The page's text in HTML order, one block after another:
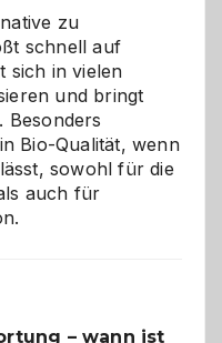
für
Hunde
im
eigenen
Zuhause
zu
schnell auf
sich in vielen
und bringt
Besonders
Bio-Qualität, wenn
sowohl für die
auch für
– wann ist